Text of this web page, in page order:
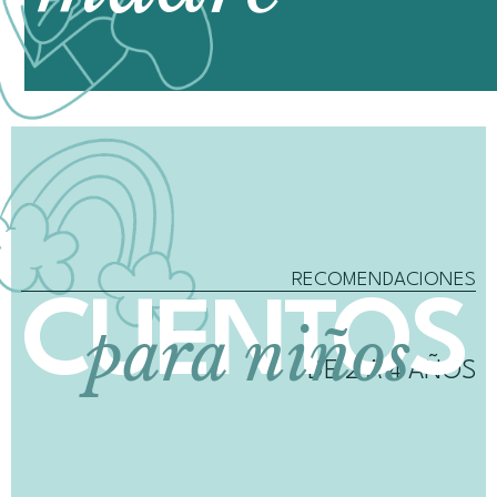
RECOMENDACIONES
CUENTOS
para niños
DE 2 A 4 AÑOS